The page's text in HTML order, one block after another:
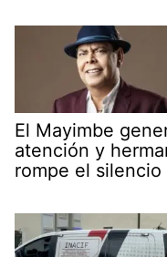
El Mayimbe
atención y
rompe el silencio